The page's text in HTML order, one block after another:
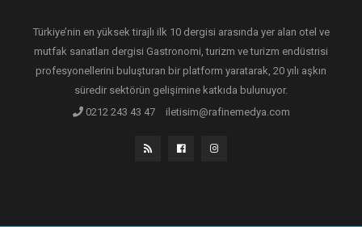
Türkiye’nin en yüksek tirajlı ilk 10 dergisi arasında yer alan otel ve
mutfak sanatları dergisi Gastronomi, turizm ve turizm endüstrisi
profesyonellerini buluşturan bir platform yaratarak, 20 yılı aşkın
süredir sektörün gelişimine katkıda bulunuyor.
0212 243 43 47
iletisim@rafinemedya.com